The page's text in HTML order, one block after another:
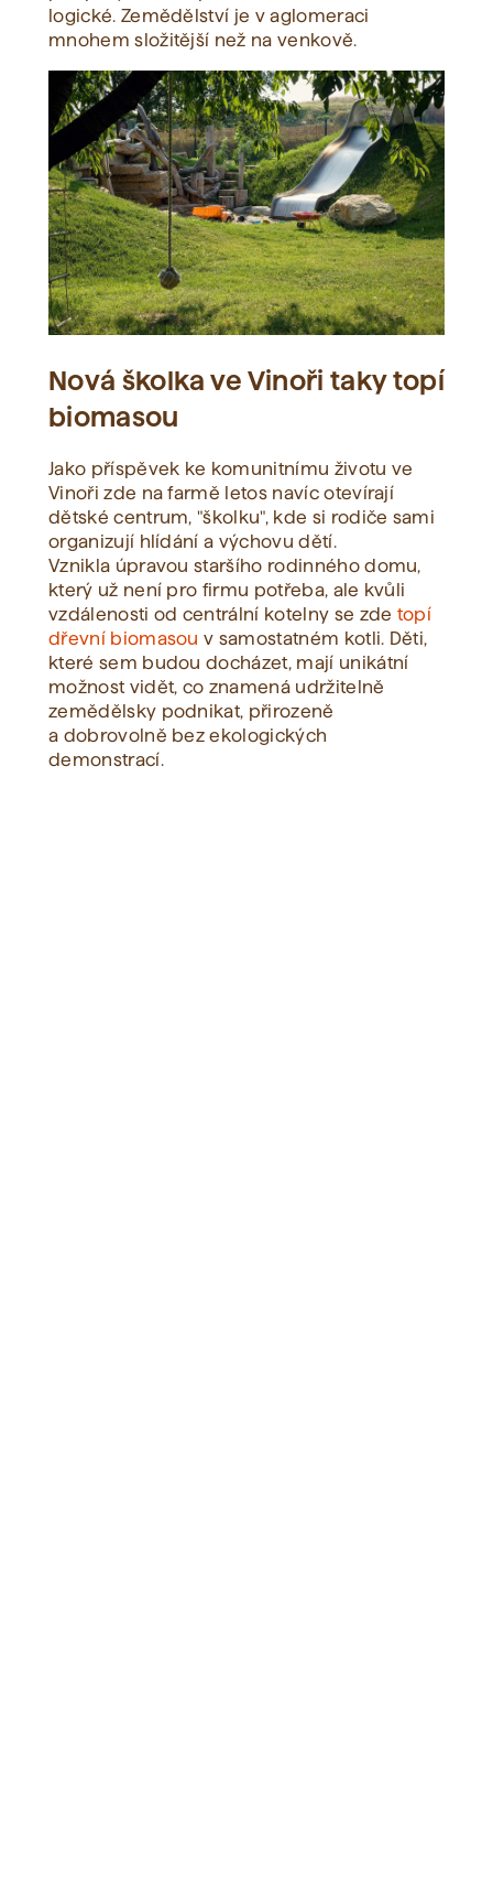
logické. Zemědělství je v aglomeraci
mnohem složitější než na venkově.
Nová školka ve Vinoři taky topí
biomasou
Jako příspěvek ke komunitnímu životu ve
Vinoři zde na farmě letos navíc otevírají
dětské centrum, "školku", kde si rodiče sami
organizují hlídání a výchovu dětí.
Vznikla úpravou staršího rodinného domu,
který už není pro firmu potřeba, ale kvůli
vzdálenosti od centrální kotelny se zde topí
dřevní biomasou v samostatném kotli. Děti,
které sem budou docházet, mají unikátní
možnost vidět, co znamená udržitelně
zemědělsky podnikat, přirozeně
a dobrovolně bez ekologických
demonstrací.